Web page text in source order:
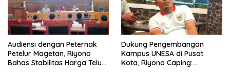
Audiensi dengan Peternak
Petelur Magetan, Riyono
Bahas Stabilitas Harga Telur
Dukung Pengembangan
Kampus UNESA di Pusat
Kota, Riyono Caping: